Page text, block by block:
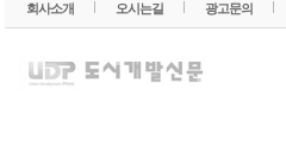
회사소개 오시는길 광고문의